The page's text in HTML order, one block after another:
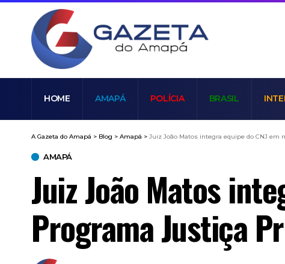
HOME AMAPÁ POLÍCIA BRASIL
A Gazeta do Amapá > Blog > Amapá > Juiz João Matos integra equipe do CNJ em
AMAPÁ
Juiz João Matos
Programa Justiça